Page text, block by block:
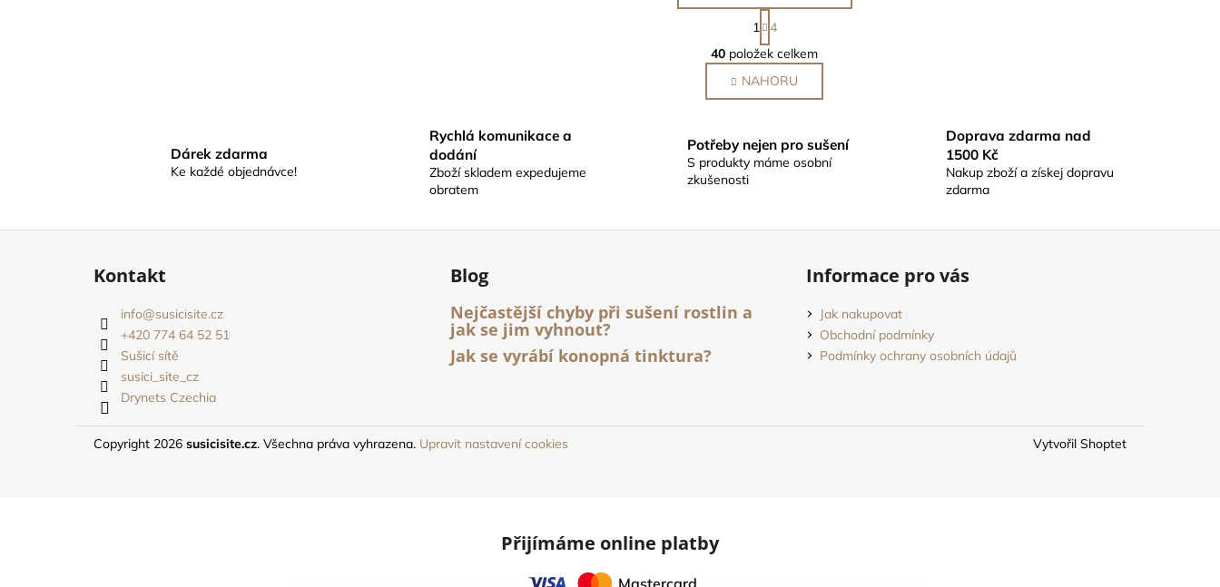
O
v
l
á
a
c
r
S
t
r
á
n
k
á
n
1
4
40 položek celkem
NAHORU
Dárek zdarma
Ke každé objednávce!
Rychlá komunikace a
dodání
Zboží skladem expedujeme
obratem
Potřeby nejen pro sušení
S produkty máme osobní
zkušenosti
Doprava zdarma nad
1500 Kč
Nakup zboží a získej dopravu
zdarma
Z
Kontakt
info@susicisite.cz
+420 774 64 52 51
Sušicí sítě
susici_site_cz
Drynets Czechia
Blog
Nejčastější chyby při sušení rostlin a
jak se jim vyhnout?
Jak se vyrábí konopná tinktura?
Informace pro vás
Jak nakupovat
Obchodní podmínky
Podmínky ochrany osobních údajů
Vytvořil Shoptet
Copyright 2026 susicisite.cz. Všechna práva vyhrazena. Upravit nastavení cookies
Přijímáme online platby
Mastercard